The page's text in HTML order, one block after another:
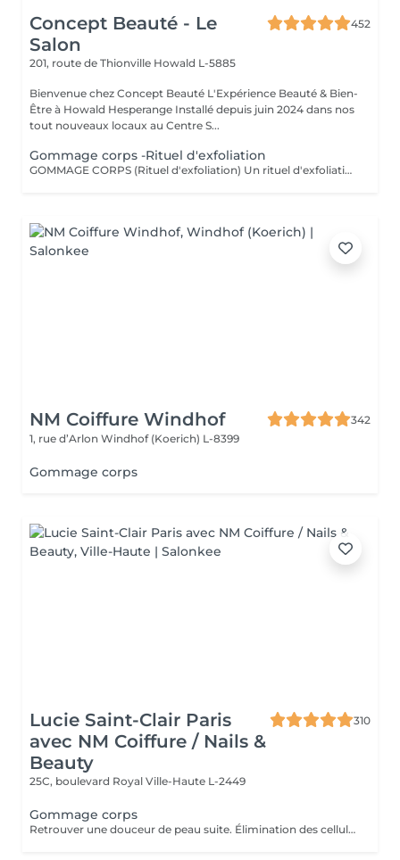
Concept Beauté - Le
Salon
452
201, route de Thionville Howald L-5885
Bienvenue chez Concept Beauté L'Expérience Beauté & Bien-
Être à Howald Hesperange Installé depuis juin 2024 dans nos
tout nouveaux locaux au Centre S...
Gommage corps -Rituel d'exfoliation
GOMMAGE CORPS (Rituel d'exfoliation) Un rituel d'exfoliation délicat qui débarrasse la peau des impuretés et cellules mortes pour la laisser incroyablement douce et lumineuse. Nous utilisons le Body Strategist Scrub de Comfort Zone, un gommage aux particules naturelles qui stimule la microcirculation et révèle l'éclat de votre peau. Idéal avant un massage, un soin hydratant ou pour préparer la peau au bronzage.
NM Coiffure Windhof
342
1, rue d’Arlon Windhof (Koerich) L-8399
Gommage corps
Lucie Saint-Clair Paris
avec NM Coiffure / Nails &
Beauty
310
25C, boulevard Royal Ville-Haute L-2449
Gommage corps
Retrouver une douceur de peau suite. Élimination des cellules mortes présentes à la surface de la peau stimulant ainsi le renouvellement cellulaire naturel.